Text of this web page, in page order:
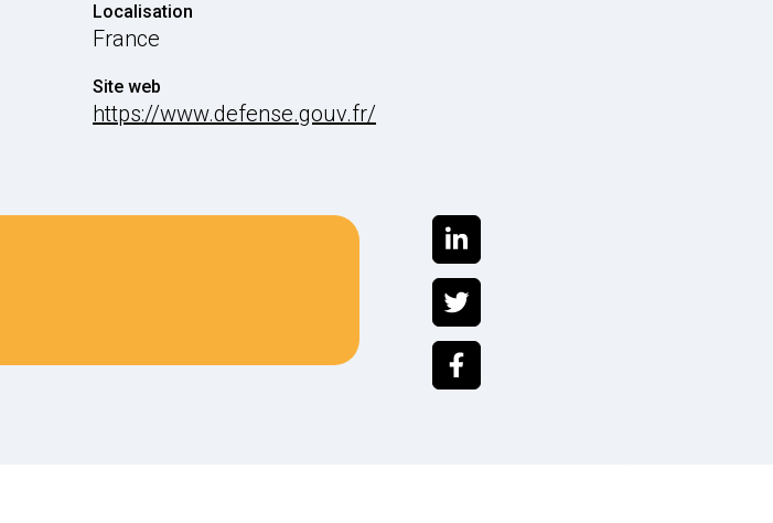
Localisation
France
Site web
https://www.defense.gouv.fr/